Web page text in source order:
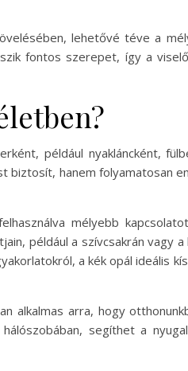
lehetővé téve a
fontos szerepet, így a
például nyakláncként,
biztosít, hanem folyamatosan
mélyebb
például a szívcsakrán vagy a
a kék opál ideális
alkalmas arra, hogy
segíthet a